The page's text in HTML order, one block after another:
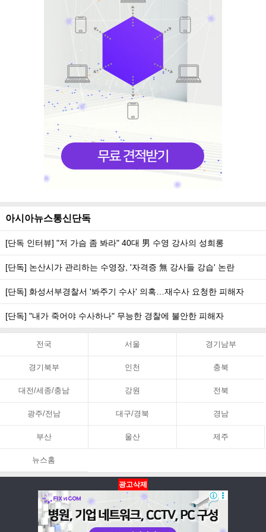
아시아뉴스통신단독
[단독 인터뷰] "저 가슴 좀 봐라" 40대 男 수영 강사의 성희롱
[단독] 논산시가 관리하는 수영장, '자격증 無 강사들 강습' 논란
[단독] 화성서부경찰서 '봐주기 수사' 의혹…재수사 요청한 피해자
[단독] "내가 죽어야 수사하나" 무능한 경찰에 불안한 피해자
전국 서울 경기남부
경기북부 인천 충북
대전/세종/충남 강원 전북
광주/전남 대구/경북 경남
부산 울산 제주
뉴스홈
뉴스홈 PC화면 맨위로
광고삭제